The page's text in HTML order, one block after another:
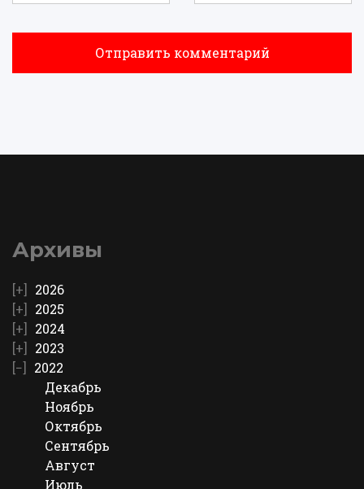
Архивы
2026
2025
2024
2023
2022
Декабрь
Ноябрь
Октябрь
Сентябрь
Август
Июль